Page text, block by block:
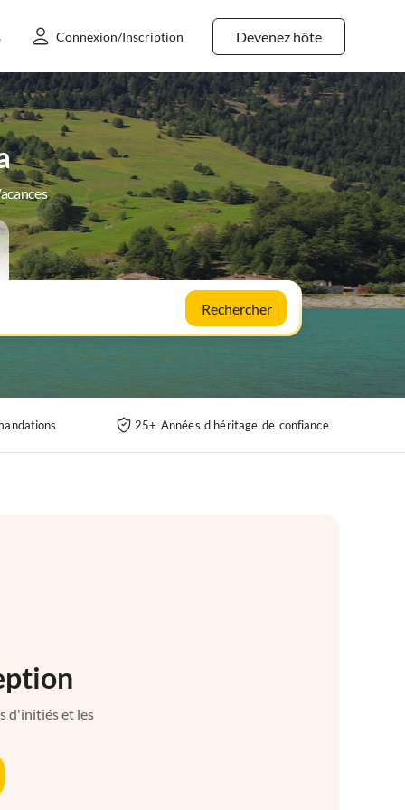
Devenez hôte
Connexion/Inscription
Rechercher
25+ Années d'héritage de confiance
d'initiés et les